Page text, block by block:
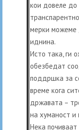
кои довеле до
мерки можеме
иднина.
Исто така, ги
обезбедат
поддршка за
време кога
државата –
на хуманост и
Нека